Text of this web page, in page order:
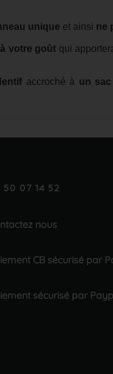
unique et ainsi ne
à votre goût qui
accroché à un
nous
CB sécurisé par
sécurisé par